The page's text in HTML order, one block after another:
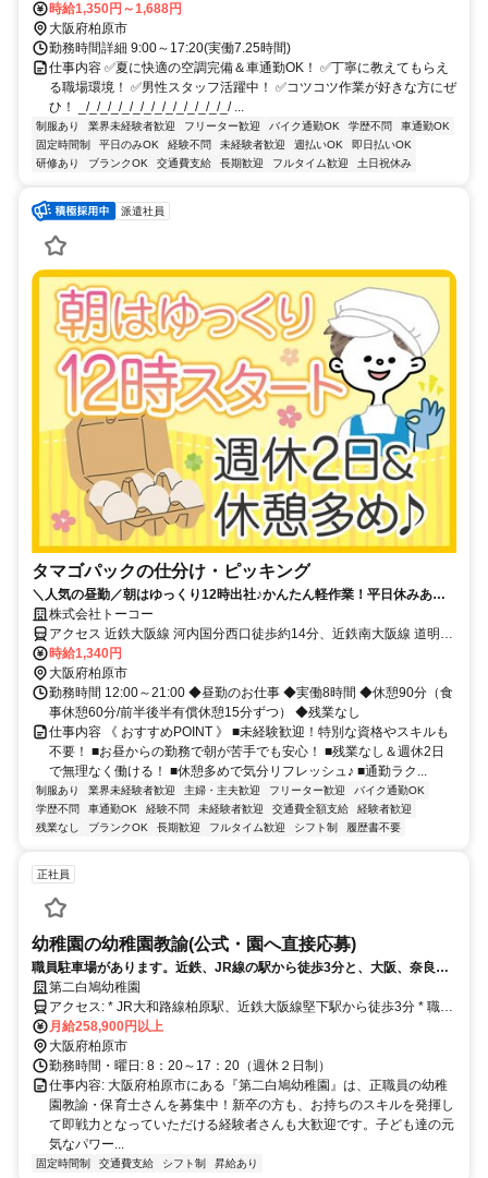
時給1,350円～1,688円
大阪府柏原市
勤務時間詳細 9:00～17:20(実働7.25時間)
仕事内容 ✅夏に快適の空調完備＆車通勤OK！ ✅丁寧に教えてもらえ
る職場環境！ ✅男性スタッフ活躍中！ ✅コツコツ作業が好きな方にぜ
ひ！ _/_/_/_/_/_/_/_/_/_/_/_/_/_/ ...
制服あり 業界未経験者歓迎 フリーター歓迎 バイク通勤OK 学歴不問
車通勤OK
固定時間制
平日のみOK 経験不問 未経験者歓迎 週払いOK
即日払いOK
研修あり
ブランクOK 交通費支給 長期歓迎 フルタイム歓迎 土日祝休み
派遣社員
タマゴパックの仕分け・ピッキング
＼人気の昼勤／朝はゆっくり12時出社♪かんたん軽作業！平日休みあり
で混雑知らず◎残業なしで月収23万以上！
株式会社トーコー
アクセス 近鉄大阪線 河内国分西口徒歩約14分、近鉄南大阪線 道明寺
徒歩約17分 【アクセス】 ・近鉄「河内国分」駅～徒歩12分/車5分 ・
近鉄「道明寺」駅～車6分 ・JR「柏原」駅～車15分 ・西名阪「藤井
寺IC」～車8分 ※車、バイク、自転車通勤OK
時給1,340円
大阪府柏原市
勤務時間 12:00～21:00 ◆昼勤のお仕事 ◆実働8時間 ◆休憩90分（食
事休憩60分/前半後半有償休憩15分ずつ） ◆残業なし
仕事内容 《 おすすめPOINT 》 ■未経験歓迎！特別な資格やスキルも
不要！ ■お昼からの勤務で朝が苦手でも安心！ ■残業なし＆週休2日
で無理なく働ける！ ■休憩多めで気分リフレッシュ♪ ■通勤ラク...
制服あり 業界未経験者歓迎 主婦・主夫歓迎 フリーター歓迎
バイク通勤OK
学歴不問
車通勤OK 経験不問 未経験者歓迎 交通費全額支給
経験者歓迎
残業なし
ブランクOK 長期歓迎 フルタイム歓迎 シフト制 履歴書不要
正社員
幼稚園の幼稚園教諭(公式・園へ直接応募)
職員駐車場があります。近鉄、JR線の駅から徒歩3分と、大阪、奈良ど
ちらからもアクセス便利です。
第二白鳩幼稚園
アクセス: * JR大和路線柏原駅、近鉄大阪線堅下駅から徒歩3分 * 職員
駐車場あり
月給258,900円以上
大阪府柏原市
勤務時間・曜日: 8：20～17：20（週休２日制）
仕事内容: 大阪府柏原市にある『第二白鳩幼稚園』は、正職員の幼稚
園教諭・保育士さんを募集中！新卒の方も、お持ちのスキルを発揮し
て即戦力となっていただける経験者さんも大歓迎です。子ども達の元
気なパワー...
固定時間制 交通費支給 シフト制 昇給あり